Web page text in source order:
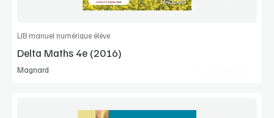
Commander l'article
LIB manuel numérique élève
Delta Maths 4e (2016)
Magnard